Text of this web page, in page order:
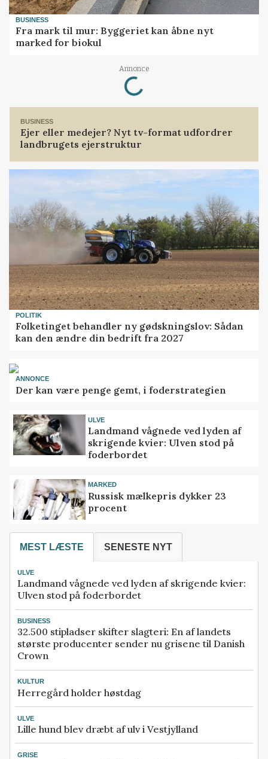
BUSINESS
Fra mark til mur: Byggeriet kan åbne nyt
marked for biokul
Annonce
Loading...
BUSINESS
Ejer eller medejer? Nyt tv-format udfordrer
landbrugets ejerstruktur
POLITIK
Folketinget behandler ny gødskningslov: Sådan
kan den ændre din bedrift fra 2027
ANNONCE
Der kan være penge gemt, i foderstrategien
ULVE
Landmand vågnede ved lyden af
skrigende kvier: Ulven stod på
foderbordet
MARKED
Russisk mælkepris dykker 23
procent
MEST LÆSTE SENESTE NYT
ULVE
Landmand vågnede ved lyden af skrigende kvier:
Ulven stod på foderbordet
BUSINESS
32.500 stipladser skifter slagteri: En af landets
største producenter sender nu grisene til Danish
Crown
KULTUR
Herregård holder høstdag
ULVE
Lille hund blev dræbt af ulv i Vestjylland
GRISE